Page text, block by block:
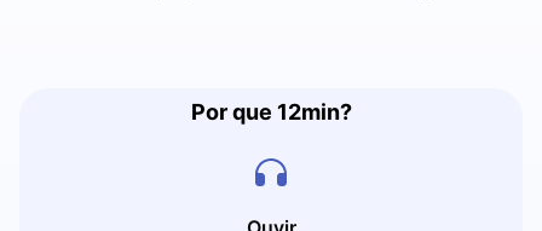
Por que 12min?